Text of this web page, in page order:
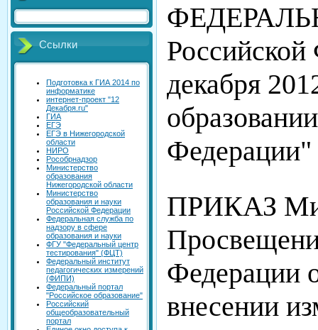
Ссылки
Подготовка к ГИА 2014 по
информатике
интернет-проект "12
Декабря.ru"
ГИА
ЕГЭ
ЕГЭ в Нижегородской
области
НИРО
Рособрнадзор
Министерство
образования
Нижегородской области
Министерство
образования и науки
Российской Федерации
Федеральная служба по
надзору в сфере
образования и науки
ФГУ "Федеральный центр
тестирования" (ФЦТ)
Федеральный институт
педагогических измерений
(ФИПИ)
Федеральный портал
"Российское образование"
Российский
общеобразовательный
портал
декабря
ПРИКАЗ
Федерации
внесении